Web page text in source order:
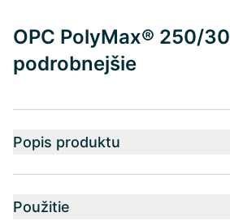
OPC PolyMax® 250/30
podrobnejšie
Popis produktu
Použitie